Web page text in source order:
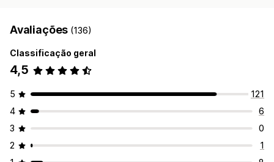
Avaliações (136)
Classificação geral
4,5
5
121
4
6
3
0
2
1